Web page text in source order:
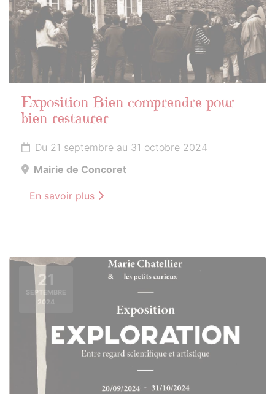
Exposition Bien comprendre pour
bien restaurer
Du 21 septembre au 31 octobre 2024
Mairie de Concoret
En savoir plus
21
SEPTEMBRE
2024